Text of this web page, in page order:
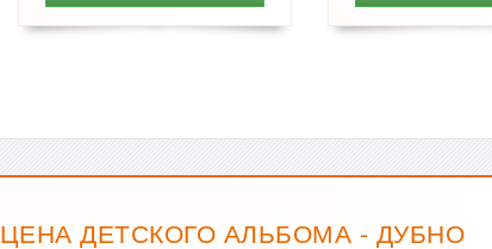
ЦЕНА ДЕТСКОГО АЛЬБОМА - ДУБНО